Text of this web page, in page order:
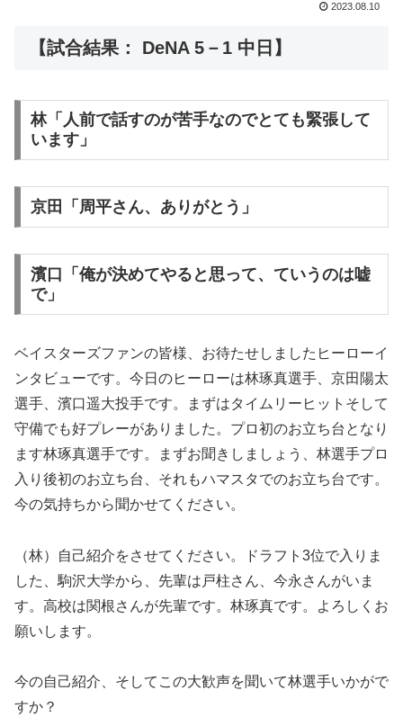
2023.08.10
【試合結果： DeNA 5－1 中日】
林「人前で話すのが苦手なのでとても緊張して
います」
京田「周平さん、ありがとう」
濱口「俺が決めてやると思って、ていうのは嘘
で」
ベイスターズファンの皆様、お待たせしましたヒーローイ
ンタビューです。今日のヒーローは林琢真選手、京田陽太
選手、濱口遥大投手です。まずはタイムリーヒットそして
守備でも好プレーがありました。プロ初のお立ち台となり
ます林琢真選手です。まずお聞きしましょう、林選手プロ
入り後初のお立ち台、それもハマスタでのお立ち台です。
今の気持ちから聞かせてください。
（林）自己紹介をさせてください。ドラフト3位で入りま
した、駒沢大学から、先輩は戸柱さん、今永さんがいま
す。高校は関根さんが先輩です。林琢真です。よろしくお
願いします。
今の自己紹介、そしてこの大歓声を聞いて林選手いかがで
すか？